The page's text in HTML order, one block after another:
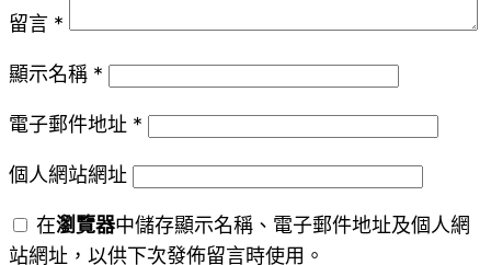
留言 *
顯示名稱 *
電子郵件地址 *
個人網站網址
在瀏覽器中儲存顯示名稱、電子郵件地址及個人網
站網址，以供下次發佈留言時使用。